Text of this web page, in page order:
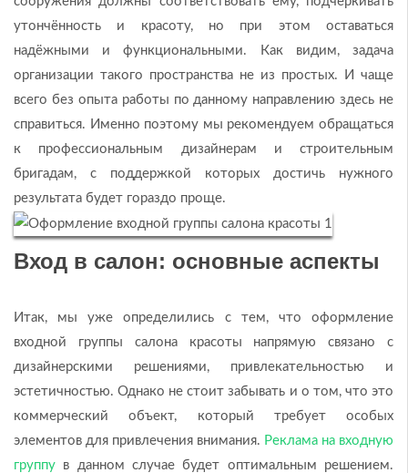
утончённость и красоту, но при этом оставаться
надёжными и функциональными. Как видим, задача
организации такого пространства не из простых. И чаще
всего без опыта работы по данному направлению здесь не
справиться. Именно поэтому мы рекомендуем обращаться
к профессиональным дизайнерам и строительным
бригадам, с поддержкой которых достичь нужного
результата будет гораздо проще.
Вход в салон: основные аспекты
Итак, мы уже определились с тем, что оформление
входной группы салона красоты напрямую связано с
дизайнерскими решениями, привлекательностью и
эстетичностью. Однако не стоит забывать и о том, что это
коммерческий объект, который требует особых
элементов для привлечения внимания. Реклама на входную
группу в данном случае будет оптимальным решением.